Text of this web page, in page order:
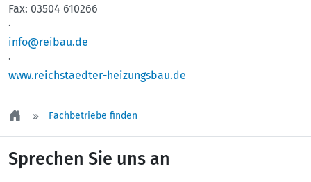
Fax: 03504 610266
·
info@reibau.de
·
www.reichstaedter-heizungsbau.de
Fachbetriebe finden
Sprechen Sie uns an